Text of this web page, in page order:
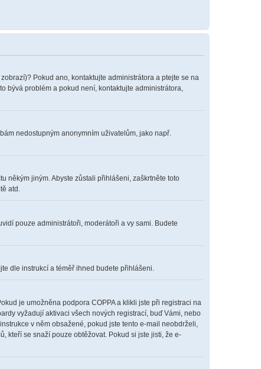
Pokud ano, kontaktujte administrátora a ptejte se na
bývá problém a pokud není, kontaktujte administrátora,
nedostupným anonymním uživatelům, jako např.
někým jiným. Abyste zůstali přihlášeni, zaškrtněte toto
atd.
pouze administrátoři, moderátoři a vy sami. Budete
dle instrukcí a téměř ihned budete přihlášeni.
je umožněna podpora COPPA a klikli jste při registraci na
vyžadují aktivaci všech nových registrací, buď Vámi, nebo
v něm obsažené, pokud jste tento e-mail neobdrželi,
kteří se snaží pouze obtěžovat. Pokud si jste jisti, že e-